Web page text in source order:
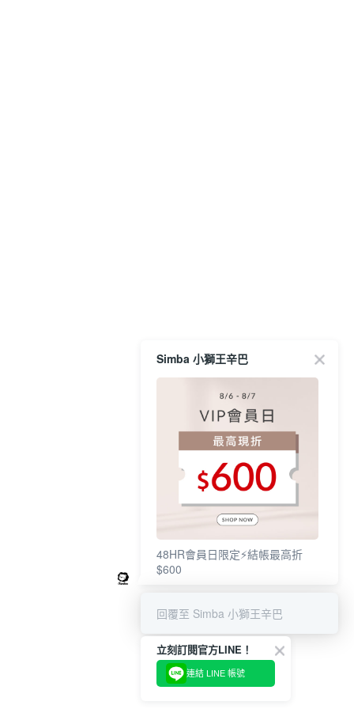
Simba 小獅王辛巴
48HR會員日限定⚡結帳最高折
$600
回覆至 Simba 小獅王辛巴
立刻訂閱官方LINE！
連結 LINE 帳號